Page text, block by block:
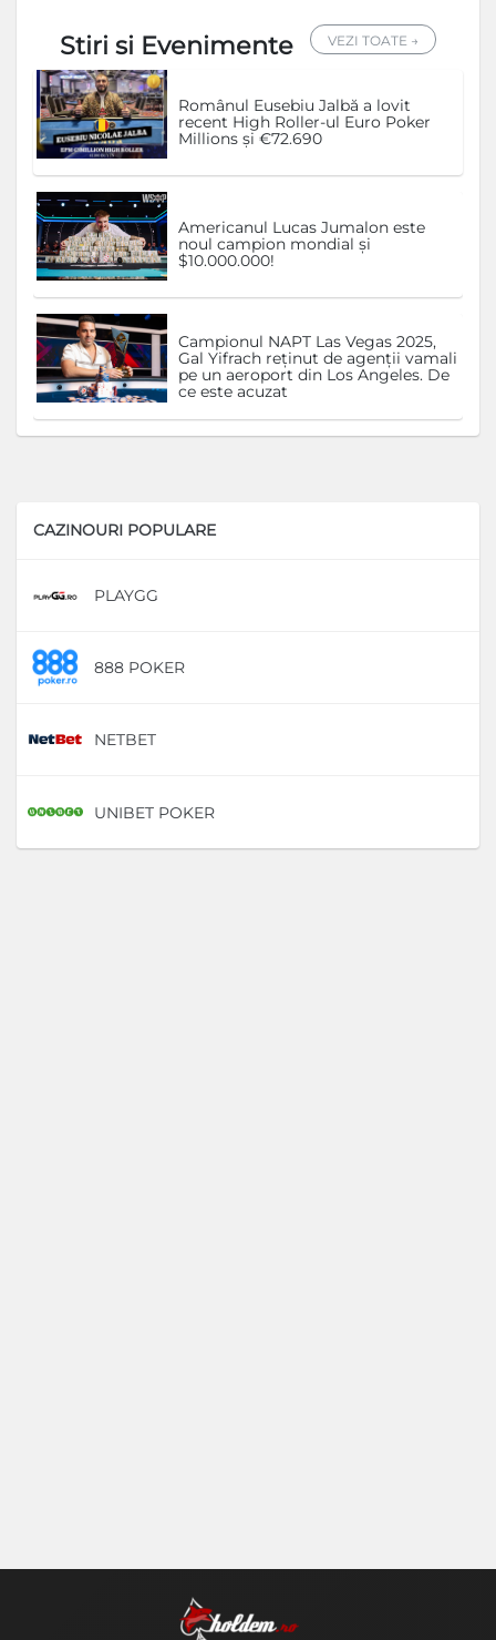
Stiri si Evenimente VEZI TOATE →
Românul Eusebiu Jalbă a lovit
recent High Roller-ul Euro Poker
Millions și €72.690
Americanul Lucas Jumalon este
noul campion mondial și
$10.000.000!
Campionul NAPT Las Vegas 2025,
Gal Yifrach reținut de agenții vamali
pe un aeroport din Los Angeles. De
ce este acuzat
CAZINOURI POPULARE
PLAYGG
888 POKER
NETBET
UNIBET POKER